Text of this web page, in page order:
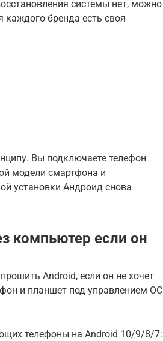
системы нет, можно
каждого бренда есть своя
Вы подключаете телефон
модели смартфона и
установки Андроид снова
компьютер если он
Android, если он не хочет
и планшет под управлением ОС
телефоны на Android 10/9/8/7: